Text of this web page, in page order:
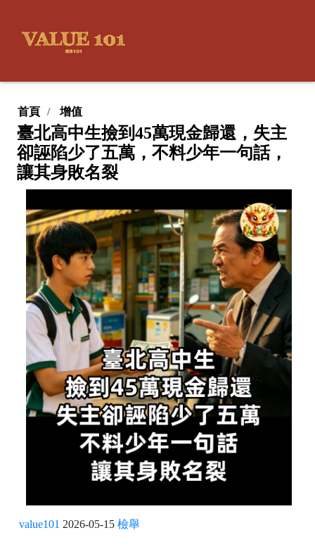
首頁 增值
臺北高中生撿到45萬現金歸還，失主
卻誣陷少了五萬，不料少年一句話，
讓其身敗名裂
value101 2026-05-15 檢舉